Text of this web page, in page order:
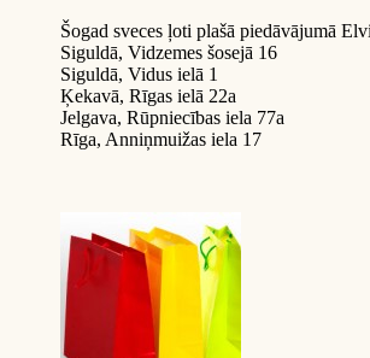
Šogad sveces ļoti plašā piedāvājumā
Siguldā, Vidzemes šosejā 16
Siguldā, Vidus ielā 1
Ķekavā, Rīgas ielā 22a
Jelgava, Rūpniecības iela 77a
Rīga, Anniņmuižas iela 17